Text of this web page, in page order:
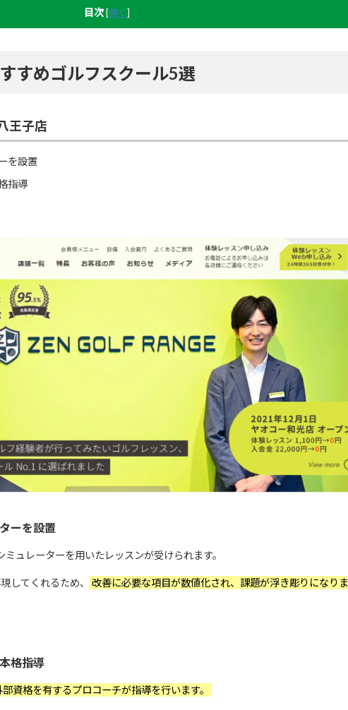
目次 [開く ]
すめゴルフスクール5選
王子店
を設置
指導
ーを設置
ュレーターを用いたレッスンが受けられます。
してくれるため、
改善に必要な項目が数値化され、課題が浮き彫りになりま
格指導
部資格を有するプロコーチが指導を行います。